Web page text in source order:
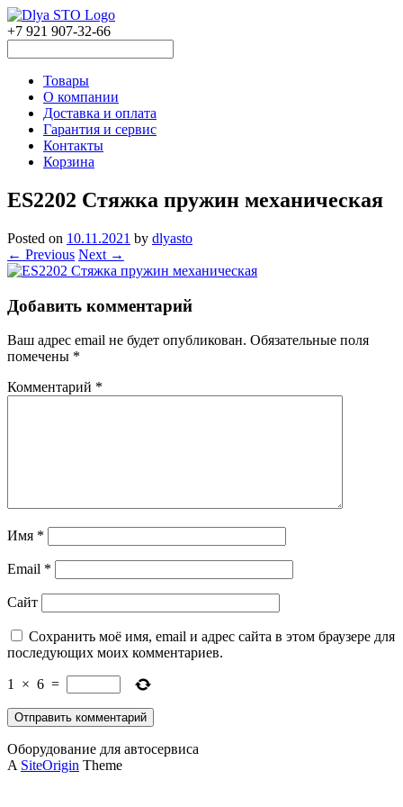
+7 921 907-32-66
Товары
О компании
Доставка и оплата
Гарантия и сервис
Контакты
Корзина
ES2202 Стяжка пружин механическая
Posted on 10.11.2021 by dlyasto
← Previous Next →
Добавить комментарий
Ваш адрес email не будет опубликован. Обязательные поля
помечены *
Комментарий *
Имя *
Email *
Сайт
Сохранить моё имя, email и адрес сайта в этом браузере для
последующих моих комментариев.
1 × 6 =
Оборудование для автосервиса
A SiteOrigin Theme